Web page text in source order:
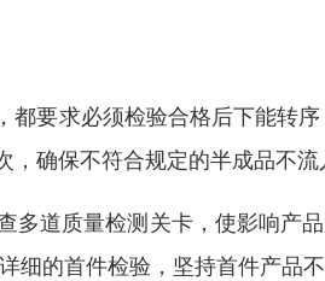
要求必须检验合格后下能转
确保不符合规定的半成品不流
多道质量检测关卡，使影响产
的首件检验，坚持首件产品不